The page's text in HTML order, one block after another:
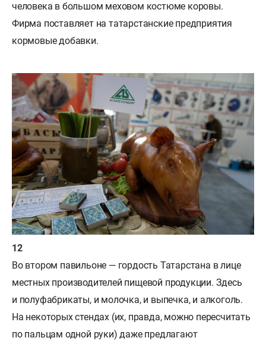
человека в большом меховом костюме коровы.
Фирма поставляет на татарстанские предприятия
кормовые добавки.
Во втором павильоне — гордость Татарстана в лице
местных производителей пищевой продукции. Здесь
и полуфабрикаты, и молочка, и выпечка, и алкоголь.
На некоторых стендах (их, правда, можно пересчитать
по пальцам одной руки) даже предлагают